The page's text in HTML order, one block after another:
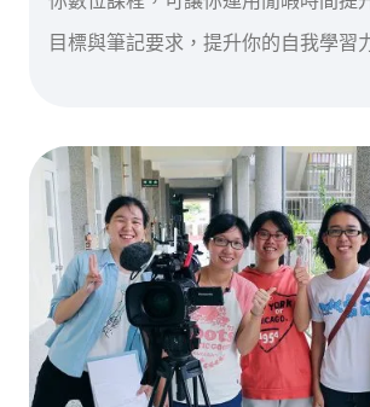
目標與筆記要求，提升你的自我學習